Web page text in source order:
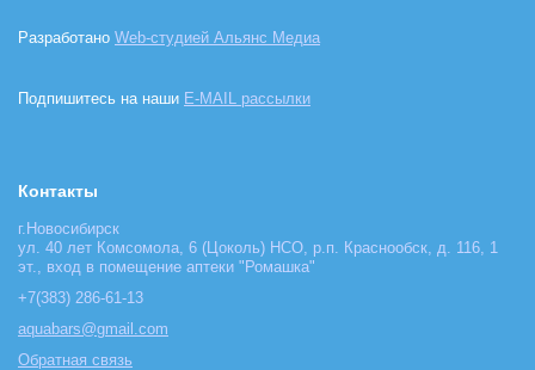
Разработано Web-студией Альянс Медиа
Подпишитесь на наши E-MAIL рассылки
Контакты
г.Новосибирск
ул. 40 лет Комсомола, 6 (Цоколь) НСО, р.п. Краснообск, д. 116, 1
эт., вход в помещение аптеки "Ромашка"
+7(383) 286-61-13
aquabars@gmail.com
Обратная связь